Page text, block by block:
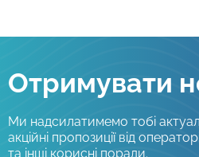
Отримувати
Ми надсилатимемо тобі
акційні пропозиції від
та інші корисні поради.